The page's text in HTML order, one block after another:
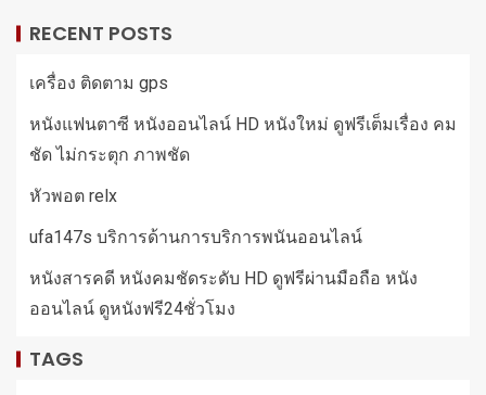
RECENT POSTS
เครื่อง ติดตาม gps
หนังแฟนตาซี หนังออนไลน์ HD หนังใหม่ ดูฟรีเต็มเรื่อง คม
ชัด ไม่กระตุก ภาพชัด
หัวพอต relx
ufa147s บริการด้านการบริการพนันออนไลน์
หนังสารคดี หนังคมชัดระดับ HD ดูฟรีผ่านมือถือ หนัง
ออนไลน์ ดูหนังฟรี24ชั่วโมง
TAGS